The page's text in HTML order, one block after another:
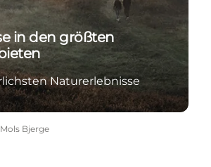
in den größten
Naturerlebnisse
Bjerge